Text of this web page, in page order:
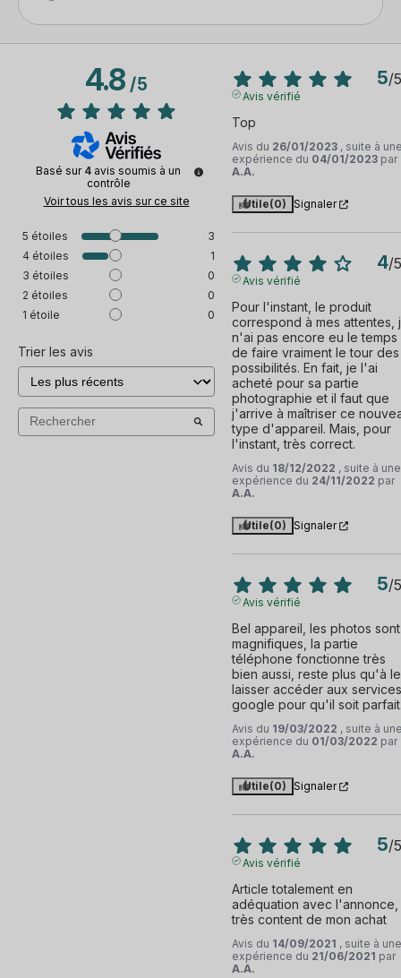
4.8/5
Basé sur 4 avis soumis à un
contrôle
Voir tous les avis sur ce site
5 étoiles
3
4 étoiles
1
3 étoiles
0
2 étoiles
0
1 étoile 0
Trier les avis
5/5
Avis vérifié
Top
Avis du 26/01/2023 , suite à
expérience du 04/01/2023 par
A.A.
Utile(0) Signaler
4/5
Avis vérifié
Pour l'instant, le produit
correspond à mes attentes,
n'ai pas encore eu le temps
de faire vraiment le tour des
possibilités. En fait, je l'ai
acheté pour sa partie
photographie et il faut que
j'arrive à maîtriser ce
type d'appareil. Mais, pour
l'instant, très correct.
Avis du 18/12/2022 , suite à une
expérience du 24/11/2022 par
A.A.
Utile(0) Signaler
5/5
Avis vérifié
Bel appareil, les photos sont
magnifiques, la partie
téléphone fonctionne très
bien aussi, reste plus qu'à le
laisser accéder aux services
google pour qu'il soit
Avis du 19/03/2022 , suite à
expérience du 01/03/2022 par
A.A.
Utile(0) Signaler
5/5
Avis vérifié
Article totalement en
adéquation avec l'annonce,
très content de mon achat
Avis du 14/09/2021 , suite à une
expérience du 21/06/2021 par
A.A.